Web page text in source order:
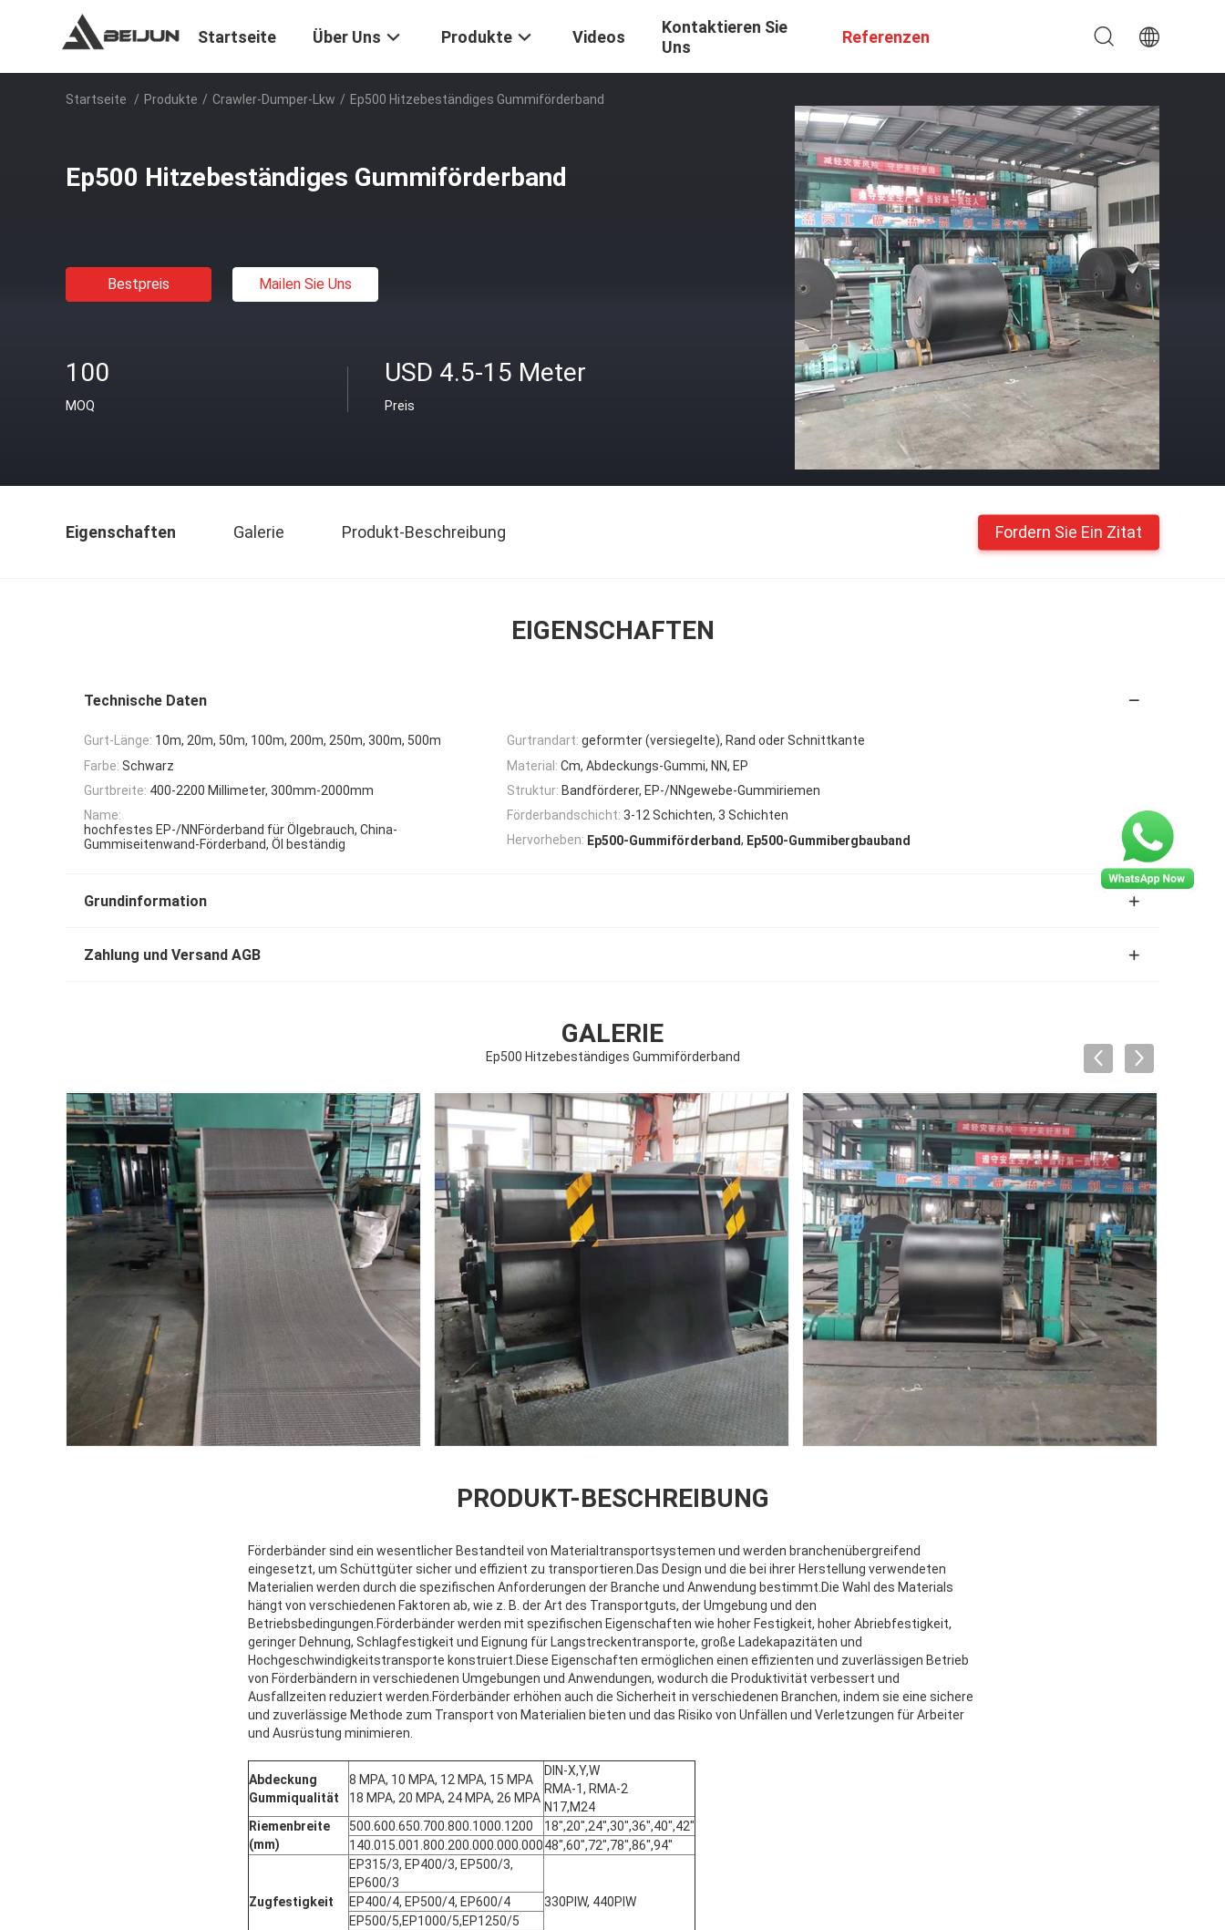
Startseite Über Uns Produkte Videos
Kontaktieren Sie
Uns
Referenzen
Startseite / Produkte / Crawler-Dumper-Lkw / Ep500 Hitzebeständiges Gummiförderband
Ep500 Hitzebeständiges Gummiförderband
Bestpreis Mailen Sie Uns
100
MOQ
USD 4.5-15 Meter
Preis
Eigenschaften Galerie Produkt-Beschreibung Fordern Sie Ein Zitat
EIGENSCHAFTEN
Technische Daten
Gurt-Länge: 10m, 20m, 50m, 100m, 200m, 250m, 300m, 500m Gurtrandart: geformter (versiegelte), Rand oder Schnittkante
Farbe: Schwarz Material: Cm, Abdeckungs-Gummi, NN, EP
Gurtbreite: 400-2200 Millimeter, 300mm-2000mm Struktur: Bandförderer, EP-/NNgewebe-Gummiriemen
Name:
hochfestes EP-/NNFörderband für Ölgebrauch, China-
Gummiseitenwand-Förderband, Öl beständig
Förderbandschicht: 3-12 Schichten, 3 Schichten
Hervorheben: Ep500-Gummiförderband, Ep500-Gummibergbauband
Grundinformation
Zahlung und Versand AGB
GALERIE
Ep500 Hitzebeständiges Gummiförderband
PRODUKT-BESCHREIBUNG
Förderbänder sind ein wesentlicher Bestandteil von Materialtransportsystemen und werden branchenübergreifend
eingesetzt, um Schüttgüter sicher und effizient zu transportieren.Das Design und die bei ihrer Herstellung verwendeten
Materialien werden durch die spezifischen Anforderungen der Branche und Anwendung bestimmt.Die Wahl des Materials
hängt von verschiedenen Faktoren ab, wie z. B. der Art des Transportguts, der Umgebung und den
Betriebsbedingungen.Förderbänder werden mit spezifischen Eigenschaften wie hoher Festigkeit, hoher Abriebfestigkeit,
geringer Dehnung, Schlagfestigkeit und Eignung für Langstreckentransporte, große Ladekapazitäten und
Hochgeschwindigkeitstransporte konstruiert.Diese Eigenschaften ermöglichen einen effizienten und zuverlässigen Betrieb
von Förderbändern in verschiedenen Umgebungen und Anwendungen, wodurch die Produktivität verbessert und
Ausfallzeiten reduziert werden.Förderbänder erhöhen auch die Sicherheit in verschiedenen Branchen, indem sie eine sichere
und zuverlässige Methode zum Transport von Materialien bieten und das Risiko von Unfällen und Verletzungen für Arbeiter
und Ausrüstung minimieren.
Abdeckung
Gummiqualität
8 MPA, 10 MPA, 12 MPA, 15 MPA
18 MPA, 20 MPA, 24 MPA, 26 MPA
DIN-X,Y,W
RMA-1, RMA-2
N17,M24
Riemenbreite
(mm)
500.600.650.700.800.1000.1200
18",20",24",30",36",40",42"
140.015.001.800.200.000.000.00048",60",72",78",86",94"
Zugfestigkeit
EP315/3, EP400/3, EP500/3,
EP600/3
330PIW, 440PIW
EP400/4, EP500/4, EP600/4
EP500/5,EP1000/5,EP1250/5